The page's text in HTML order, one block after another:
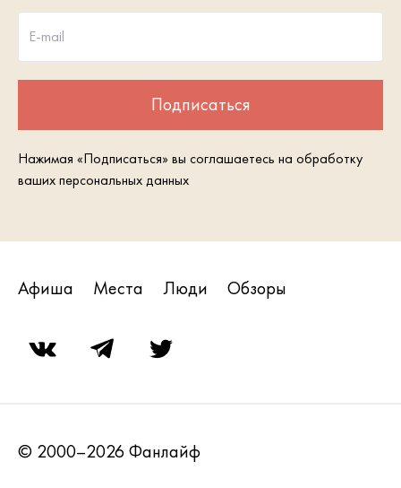
E-mail
Подписаться
Нажимая «Подписаться» вы соглашаетесь на обработку
ваших персональных данных
Афиша Места Люди Обзоры
© 2000–2026 Фанлайф